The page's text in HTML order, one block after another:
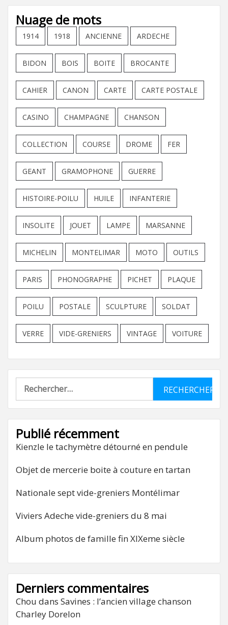
Nuage de mots
1914 1918 ANCIENNE ARDECHE
BIDON BOIS BOITE BROCANTE
CAHIER CANON CARTE CARTE POSTALE
CASINO CHAMPAGNE CHANSON
COLLECTION COURSE DROME FER
GEANT GRAMOPHONE GUERRE
HISTOIRE-POILU HUILE INFANTERIE
INSOLITE JOUET LAMPE MARSANNE
MICHELIN MONTELIMAR MOTO OUTILS
PARIS PHONOGRAPHE PICHET PLAQUE
POILU POSTALE SCULPTURE SOLDAT
VERRE VIDE-GRENIERS VINTAGE VOITURE
Rechercher :
Publié récemment
Kienzle le tachymètre détourné en pendule
Objet de mercerie boite à couture en tartan
Nationale sept vide-greniers Montélimar
Viviers Adeche vide-greniers du 8 mai
Album photos de famille fin XIXeme siècle
Derniers commentaires
Chou dans Savines : l’ancien village chanson
Charley Dorelon